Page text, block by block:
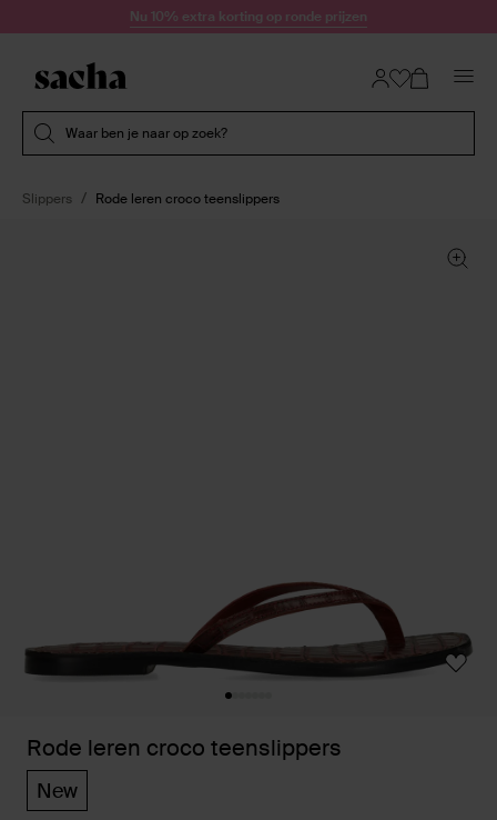
Doorgaan naar artikelNu 10% extra korting op ronde prijzen
Waar ben je naar op zoek?
Slippers Rode leren croco teenslippers
Rode leren croco teenslippers
New